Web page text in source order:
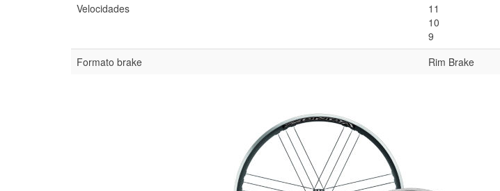
Velocidades
11
10
9
Formato brake
Rim Brake